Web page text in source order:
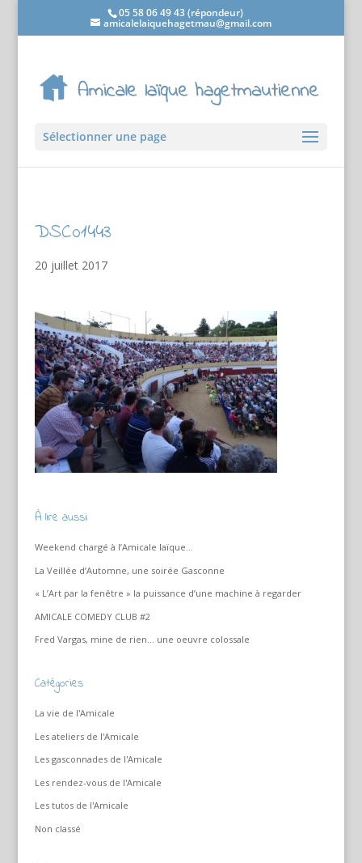
05 58 06 49 43 (répondeur)
amicalelaiquehagetmau@gmail.com
Sélectionner une page
DSC01443
20 juillet 2017
À lire aussi
Weekend chargé à l’Amicale laïque…
La Veillée d’Automne, une soirée Gasconne
« L’Art par la fenêtre » la puissance d’une machine à regarder
AMICALE COMEDY CLUB #2
Fred Vargas, mine de rien… une oeuvre colossale
Catégories
La vie de l'Amicale
Les ateliers de l'Amicale
Les gasconnades de l'Amicale
Les rendez-vous de l'Amicale
Les tutos de l'Amicale
Non classé